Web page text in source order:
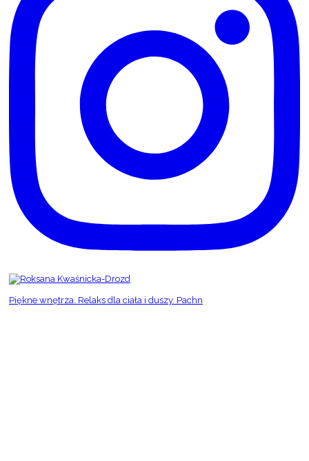
Piękne wnętrza. Relaks dla ciała i duszy. Pachn